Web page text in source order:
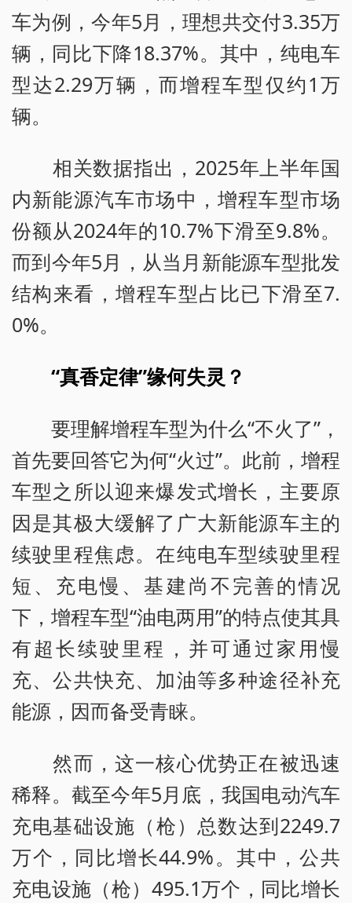
车为例，今年5月，理想共交付3.35万
辆，同比下降18.37%。其中，纯电车
型达2.29万辆，而增程车型仅约1万
辆。
相关数据指出，2025年上半年国
内新能源汽车市场中，增程车型市场
份额从2024年的10.7%下滑至9.8%。
而到今年5月，从当月新能源车型批发
结构来看，增程车型占比已下滑至7.
0%。
“真香定律”缘何失灵？
要理解增程车型为什么“不火了”，
首先要回答它为何“火过”。此前，增程
车型之所以迎来爆发式增长，主要原
因是其极大缓解了广大新能源车主的
续驶里程焦虑。在纯电车型续驶里程
短、充电慢、基建尚不完善的情况
下，增程车型“油电两用”的特点使其具
有超长续驶里程，并可通过家用慢
充、公共快充、加油等多种途径补充
能源，因而备受青睐。
然而，这一核心优势正在被迅速
稀释。截至今年5月底，我国电动汽车
充电基础设施（枪）总数达到2249.7
万个，同比增长44.9%。其中，公共
充电设施（枪）495.1万个，同比增长